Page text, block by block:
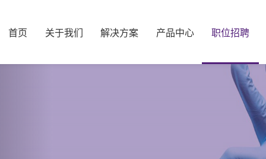
首页 关于我们 解决方案 产品中心 职位招聘